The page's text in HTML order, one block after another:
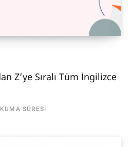
Z’ye Sıralı Tüm İngilizce
SÜRESI